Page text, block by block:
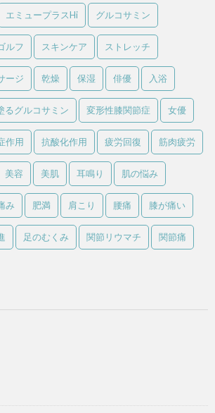
エミュープラスHi グルコサミン
ルフ スキンケア ストレッチ
ージ 乾燥 保湿 俳優 入浴
るグルコサミン 変形性膝関節症 女優
作用 抗酸化作用 疲労回復 筋肉疲労
美容 美肌 耳鳴り 肌の悩み
み 肥満 肩こり 腰痛 膝が痛い
足のむくみ 関節リウマチ 関節痛